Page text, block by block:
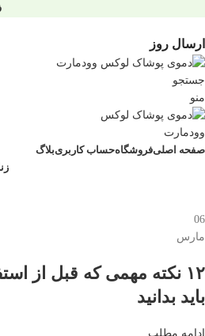
ارسال روز
جستجو
منو
صفحه اصلیفروشگاهحساب کاربریبلاگ
06
مارس
۱۲ نکته مهمی که قبل از
باید بدانید
ادامه مطلب